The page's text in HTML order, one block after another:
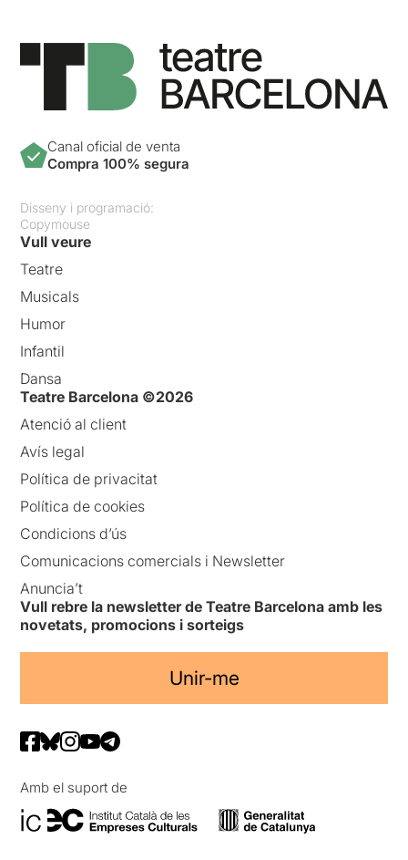
Canal oficial de venta
Compra 100% segura
Disseny i programació:
Copymouse
Vull veure
Teatre
Musicals
Humor
Infantil
Dansa
Teatre Barcelona ©2026
Atenció al client
Avís legal
Política de privacitat
Política de cookies
Condicions d’ús
Comunicacions comercials i Newsletter
Anuncia’t
Vull rebre la newsletter de Teatre Barcelona amb les
novetats, promocions i sorteigs
Unir-me
Amb el suport de